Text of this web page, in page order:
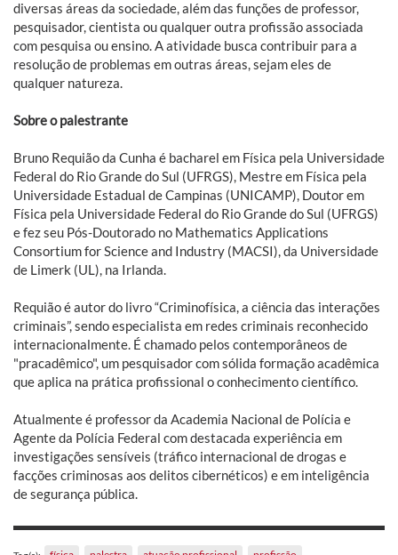
diversas áreas da sociedade, além das funções de professor,
pesquisador, cientista ou qualquer outra profissão associada
com pesquisa ou ensino. A atividade busca contribuir para a
resolução de problemas em outras áreas, sejam eles de
qualquer natureza.
Sobre o palestrante
Bruno Requião da Cunha é bacharel em Física pela Universidade
Federal do Rio Grande do Sul (UFRGS), Mestre em Física pela
Universidade Estadual de Campinas (UNICAMP), Doutor em
Física pela Universidade Federal do Rio Grande do Sul (UFRGS)
e fez seu Pós-Doutorado no Mathematics Applications
Consortium for Science and Industry (MACSI), da Universidade
de Limerk (UL), na Irlanda.
Requião é autor do livro “Criminofísica, a ciência das interações
criminais”, sendo especialista em redes criminais reconhecido
internacionalmente. É chamado pelos contemporâneos de
"pracadêmico", um pesquisador com sólida formação acadêmica
que aplica na prática profissional o conhecimento científico.
Atualmente é professor da Academia Nacional de Polícia e
Agente da Polícia Federal com destacada experiência em
investigações sensíveis (tráfico internacional de drogas e
facções criminosas aos delitos cibernéticos) e em inteligência
de segurança pública.